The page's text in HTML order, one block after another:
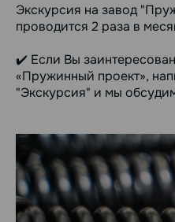
Экскурсия на завод
проводится 2 раза в
✔️ Если Вы
«Пружинный проект»,
"Экскурсия" и мы